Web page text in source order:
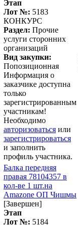
Этап
Лот №: 5183
КОНКУРС
Раздел: Прочие
услуги сторонних
организаций
Вид закупки:
Попозиционная
Информация о
заказчике доступна
только
зарегистрированным
участникам!
Необходимо
авторизоваться или
зарегистрироваться
и заполнить
профиль участника.
Балка передняя
правая 78104357 в
кол-ве 1 шт.на
Amazone ОП Чишмы
[Завершен]
Этап
Лот №: 5184